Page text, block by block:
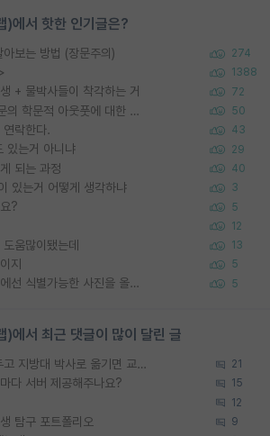
)에서 핫한 인기글은?
보는 방법 (장문주의) 274
1388
+ 물박사들이 착각하는 거 72
포스텍 억까에 대해 (동문의 학문적 아웃풋에 대한 반박) 50
락한다. 43
있는거 아니냐 29
되는 과정 40
있는거 어떻게 생각하냐 3
? 5
12
움많이됐는데 13
지 5
정보보안 연구하는 입장에선 식별가능한 사진을 올리는건 비추이긴함 5
)에서 최근 댓글이 많이 달린 글
SSH 박사과정을 그만두고 지방대 박사로 옮기면 교수의 꿈은 끝일까요? 21
다 서버 제공해주나요? 15
12
탐구 포트폴리오 9